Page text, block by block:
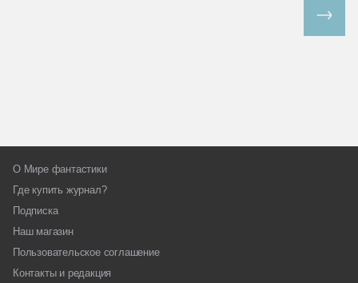
О Мире фантастики
Где купить журнал?
Подписка
Наш магазин
Пользовательское соглашение
Контакты и редакция